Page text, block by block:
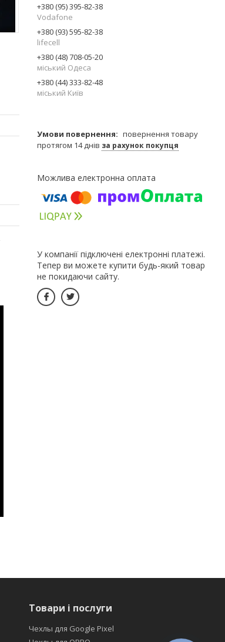
+380 (95) 395-82-38
Vodafone
+380 (93) 595-82-38
lifecell
+380 (48) 708-05-20
міський Одеса
+380 (44) 333-82-48
міський Київ
повернення товару
протягом 14 днів за рахунок покупця
У компанії підключені електронні платежі.
Тепер ви можете купити будь-який товар
не покидаючи сайту.
Товари і послуги
Чехлы для Google Pixel